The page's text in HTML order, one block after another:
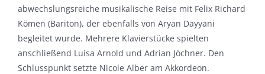
abwechslungsreiche musikalische Reise mit Felix Richard
Kömen (Bariton), der ebenfalls von Aryan Dayyani
begleitet wurde. Mehrere Klavierstücke spielten
anschließend Luisa Arnold und Adrian Jöchner. Den
Schlusspunkt setzte Nicole Alber am Akkordeon.